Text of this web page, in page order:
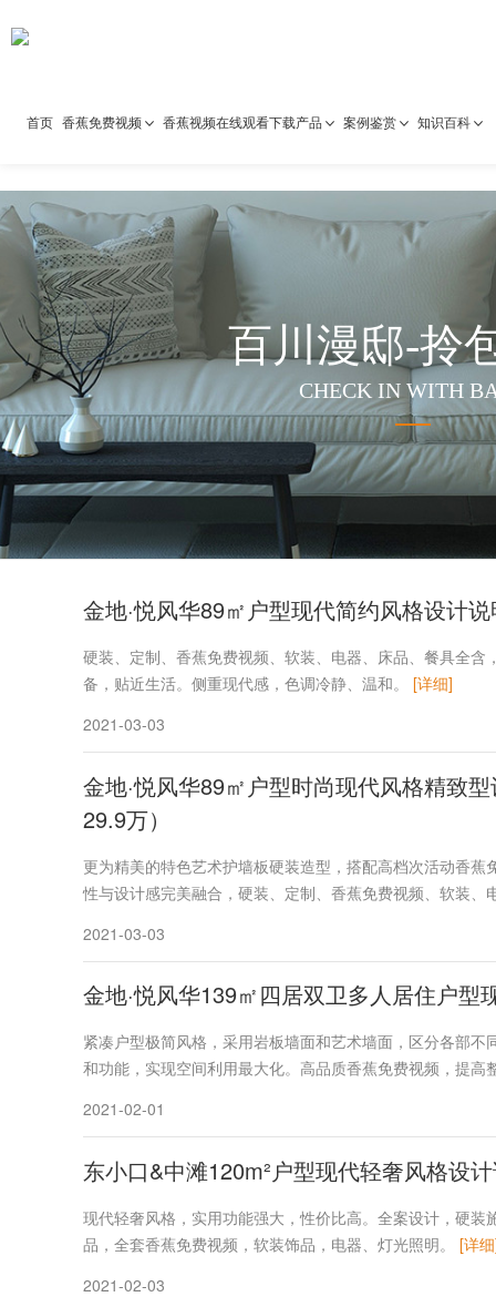
91香蕉国产在线观看,香蕉污
首页 香蕉免费视频 香蕉视频在线观看下载产品 案例鉴赏 知识百科
百川漫邸-拎
CHECK IN WITH
金地·悦风华89㎡户型现代简约风格设计
硬装、定制、香蕉免费视频、软装、电器、床品、餐具全含
备，贴近生活。侧重现代感，色调冷静、温和。 [详细]
2021-03-03
金地·悦风华89㎡户型时尚现代风格精致
29.9万）
更为精美的特色艺术护墙板硬装造型，搭配高档次活动香蕉
性与设计感完美融合，硬装、定制、香蕉免费视频、软装
2021-03-03
金地·悦风华139㎡四居双卫多人居住户型
紧凑户型极简风格，采用岩板墙面和艺术墙面，区分各部不
和功能，实现空间利用最大化。高品质香蕉免费视频，提高
2021-02-01
东小口&中滩120m²户型现代轻奢风格设
现代轻奢风格，实用功能强大，性价比高。全案设计，硬装
品，全套香蕉免费视频，软装饰品，电器、灯光照明。 [详
2021-02-03